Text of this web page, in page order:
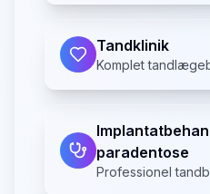
Tandklinik
Komplet
paradentose
Professionel